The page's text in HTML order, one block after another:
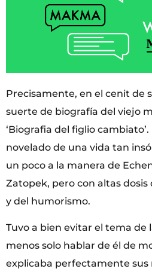
Precisamente, en el cenit de
suerte de biografía del viejo
‘Biografia del figlio
novelado de una vida tan
un poco a la manera de
Zatopek, pero con altas
y del humorismo.
Tuvo a bien evitar el tema de
menos solo hablar de él de
explicaba perfectamente sus